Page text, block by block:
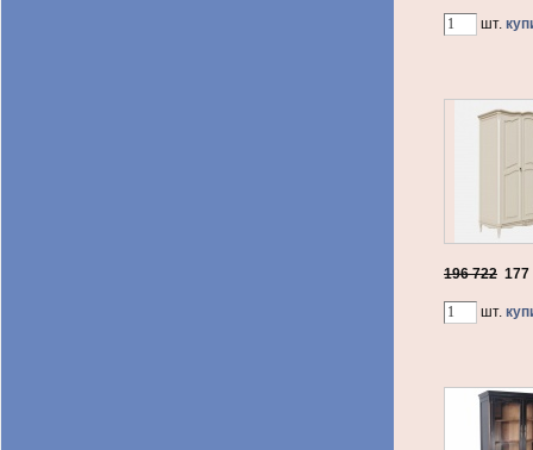
шт.
196 722 177
шт.